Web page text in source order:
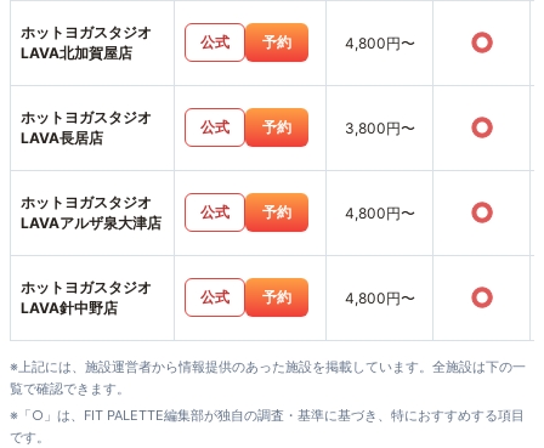
ホットヨガスタジオ
LAVA北加賀屋店
公式 予約 4,800円〜 ○
ホットヨガスタジオ
LAVA長居店
公式 予約 3,800円〜 ○
ホットヨガスタジオ
LAVAアルザ泉大津店
公式 予約 4,800円〜 ○
ホットヨガスタジオ
LAVA針中野店
公式 予約 4,800円〜 ○
※上記には、施設運営者から情報提供のあった施設を掲載しています。全施設は下の一
覧で確認できます。
※「○」は、FIT PALETTE編集部が独自の調査・基準に基づき、特におすすめする項目
です。